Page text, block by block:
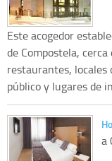
Este acogedor
de Compostela,
restaurantes, locales
público y lugares de
a